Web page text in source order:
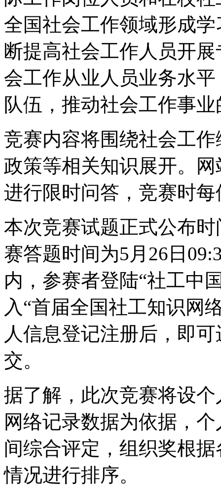
全国社会工作领域形成
断提高社会工作人员开
会工作从业人员业务水
队伍，推动社会工作事
竞赛内容将围绕社会工
政策等相关知识展开。
进行限时问答，竞赛时
本次竞赛试题正式公布时
赛答题时间为5月26日
内，参赛者登陆“社工中
入“首届全国社工知识网
人信息登记注册后，即
交。
据了解，此次竞赛将设
网络记录数据为依据，
间综合评定，组织奖根
情况进行排序。